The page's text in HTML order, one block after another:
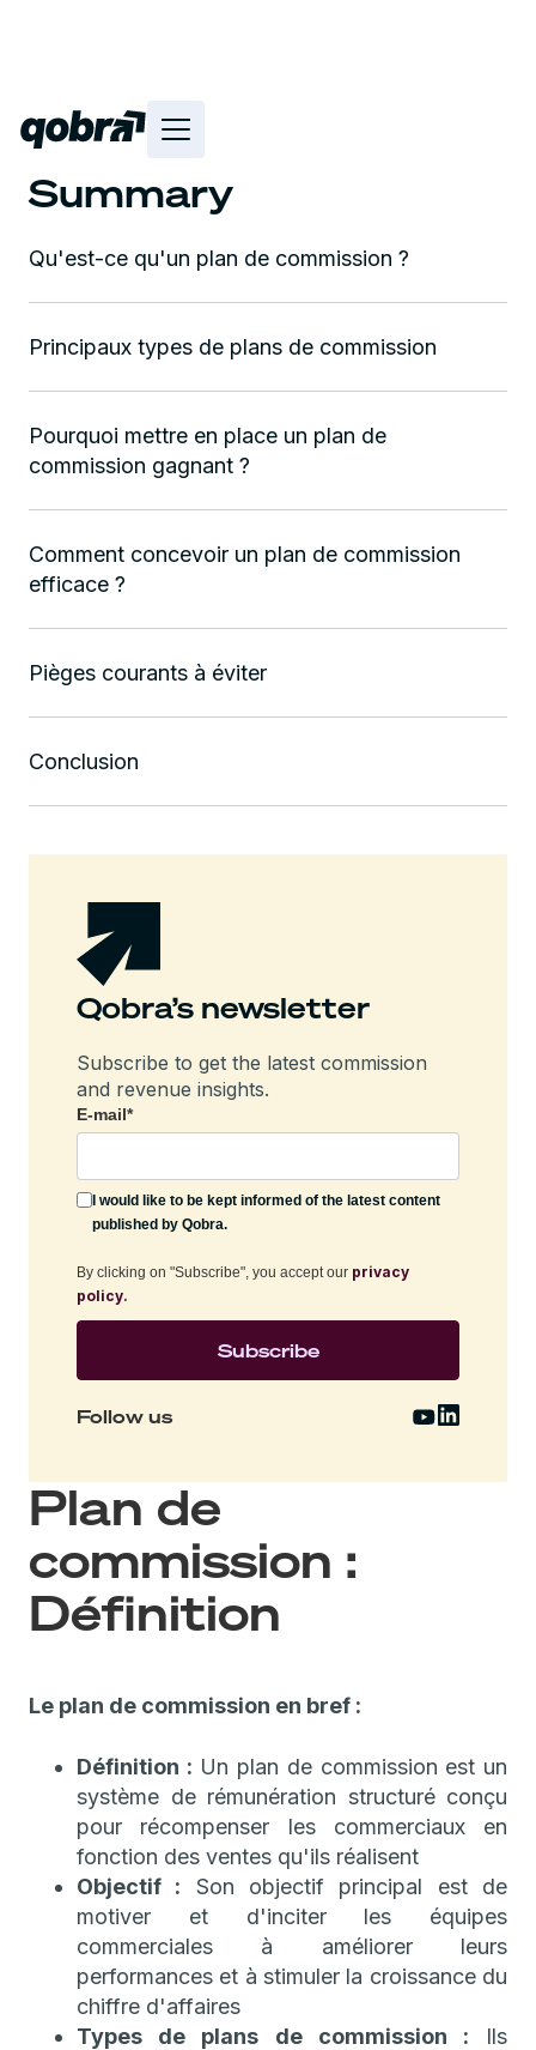
Plan de
commission :
Définition
Le plan de commission en bref :
Définition : Un plan de commission est un
système de rémunération structuré conçu
pour récompenser les commerciaux en
fonction des ventes qu'ils réalisent
Objectif : Son objectif principal est de
motiver et d'inciter les équipes
commerciales à améliorer leurs
performances et à stimuler la croissance du
chiffre d'affaires
Types de plans de commission : Ils
Summary
Qu'est-ce qu'un plan de commission ?
Principaux types de plans de commission
Pourquoi mettre en place un plan de
commission gagnant ?
Comment concevoir un plan de commission
efficace ?
Pièges courants à éviter
Conclusion
Qobra’s newsletter
Subscribe to get the latest commission
and revenue insights.
E-mail*
I would like to be kept informed of the latest content
published by Qobra.
By clicking on "Subscribe", you accept our privacy
policy.
Follow us